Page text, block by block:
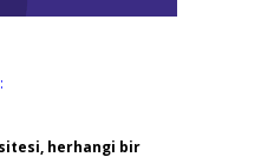
herhangi bir